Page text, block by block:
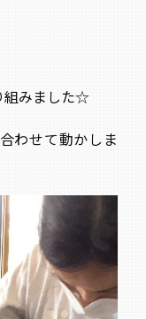
組みました☆
わせて動かしま